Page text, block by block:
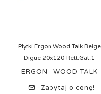
Płytki Ergon Wood Talk Beige
Digue 20x120 Rett.Gat.1
ERGON | WOOD TALK
Zapytaj o cenę!